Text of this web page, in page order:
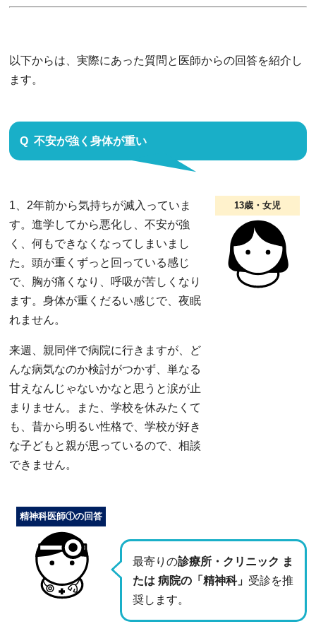
以下からは、実際にあった質問と医師からの回答を紹介し
ます。
不安が強く身体が重い
13歳・女児
1、2年前から気持ちが滅入っていま
す。進学してから悪化し、不安が強
く、何もできなくなってしまいまし
た。頭が重くずっと回っている感じ
で、胸が痛くなり、呼吸が苦しくなり
ます。身体が重くだるい感じで、夜眠
れません。
来週、親同伴で病院に行きますが、ど
んな病気なのか検討がつかず、単なる
甘えなんじゃないかなと思うと涙が止
まりません。また、学校を休みたくて
も、昔から明るい性格で、学校が好き
な子どもと親が思っているので、相談
できません。
最寄りの診療所・クリニック ま
たは 病院の「精神科」 受診を推
奨します。
精神科医師①の回答